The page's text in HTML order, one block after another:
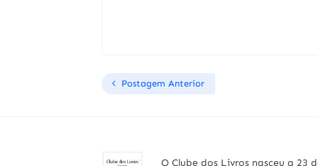
Postagem Anterior
O Clube dos Livros nasceu a 23